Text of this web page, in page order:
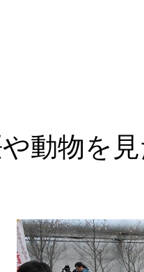
動物を